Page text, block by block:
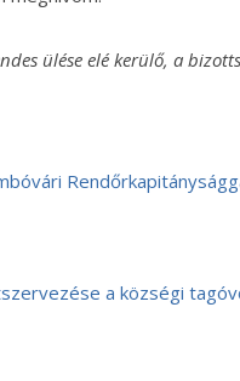
ülése elé kerülő, a
a községi